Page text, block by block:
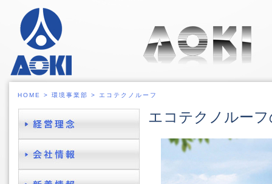
HOME >環境事業部 > エコテクノルーフ
エコテクノルー